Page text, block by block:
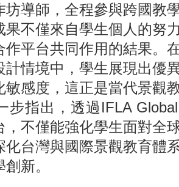
坊導師，全程參與跨國教
果不僅來自學生個人的努
作平台共同作用的結果。
計情境中，學生展現出優
敏感度，這正是當代景觀
步指出，透過IFLA
，不僅能強化學生面對全
化台灣與國際景觀教育體
新。